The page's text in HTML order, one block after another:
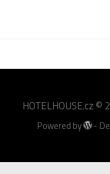
HOTELHOUSE.cz ©
Powered by -